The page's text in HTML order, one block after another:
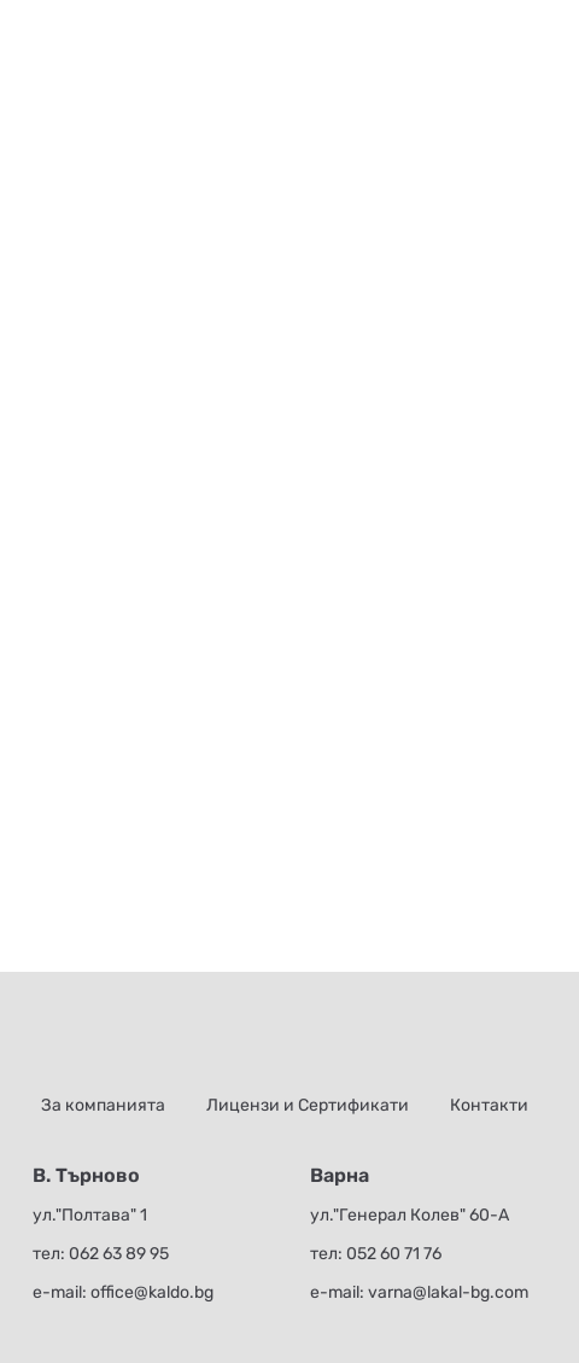
За компанията Лицензи и Сертификати Контакти
В. Търново
ул."Полтава" 1
тел: 062 63 89 95
е-mail: office@kaldo.bg
Варна
ул."Генерал Колев" 60-А
тел: 052 60 71 76
е-mail: varna@lakal-bg.com